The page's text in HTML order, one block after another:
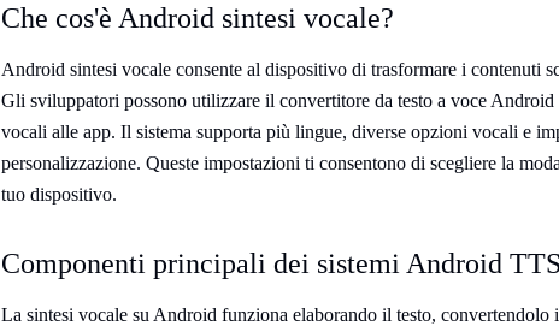
Che cos'è Android sintesi vocale?
Android sintesi vocale consente al dispositivo di trasformare i contenuti
Gli sviluppatori possono utilizzare il convertitore da testo a voce
vocali alle app. Il sistema supporta più lingue, diverse opzioni vocali e
personalizzazione. Queste impostazioni ti consentono di scegliere la
tuo dispositivo.
Componenti principali dei sistemi Android TTS
La sintesi vocale su Android funziona elaborando il testo, convertendolo